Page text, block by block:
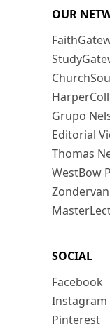
OUR
Grupo
Editorial
Thomas
WestBow
Zondervan
SOCIAL
Facebook
Instagram
Pinterest